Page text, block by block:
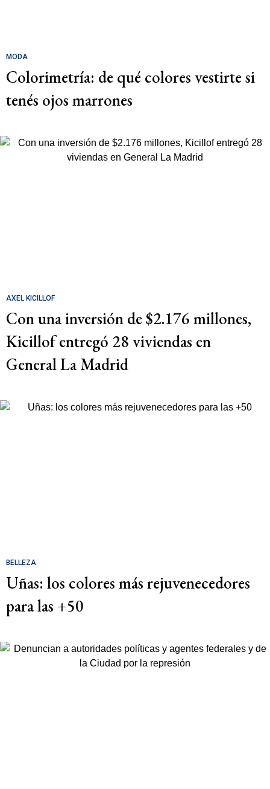
MODA
Colorimetría: de qué colores vestirte si
tenés ojos marrones
AXEL KICILLOF
Con una inversión de $2.176 millones,
Kicillof entregó 28 viviendas en
General La Madrid
BELLEZA
Uñas: los colores más rejuvenecedores
para las +50